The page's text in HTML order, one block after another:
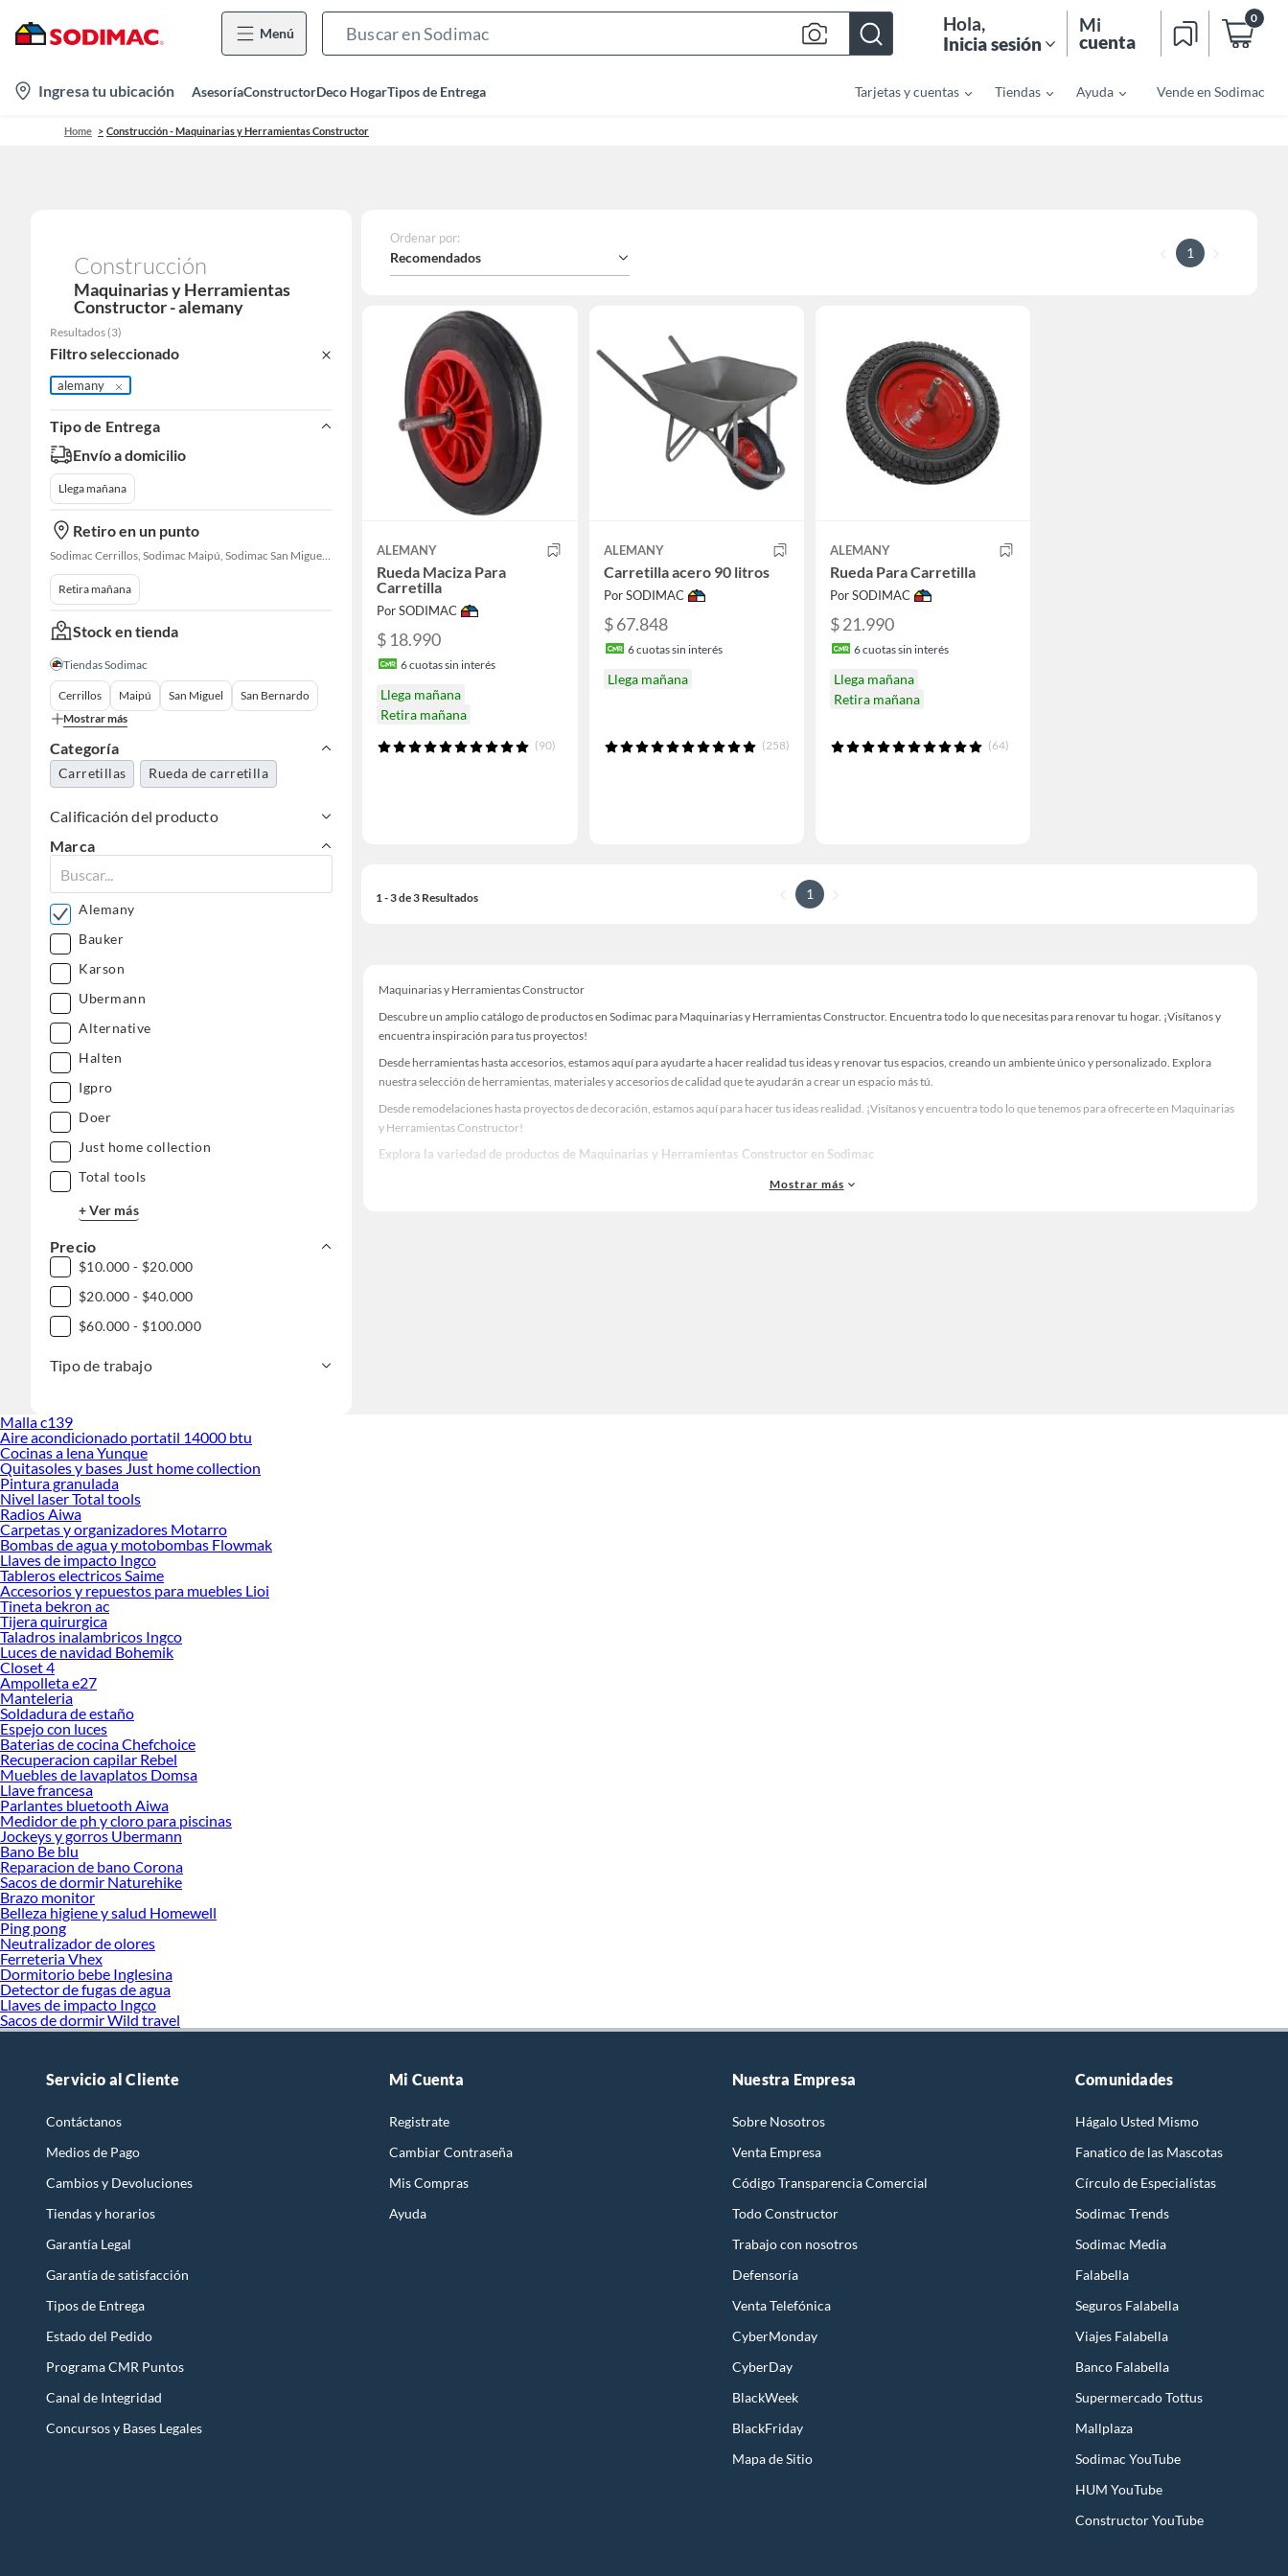
Menú
Bar
Hola,
Inicia sesión
Mi
cuenta
0
location-
icon
Ingresa tu ubicación AsesoríaConstructorDeco HogarTipos de Entrega Tarjetas y cuentas Tiendas Ayuda Vende en Sodimac
Home Construcción - Maquinarias y Herramientas Constructor
Construcción
Maquinarias y Herramientas
Constructor - alemany
Resultados (3)
Filtro seleccionado
alemany
Tipo de Entrega
Envío a domicilio
Llega mañana
Retiro en un punto
Sodimac Cerrillos, Sodimac Maipú, Sodimac San Miguel, Sodimac El Bosque, Sodimac San Bernardo, Constructor Cantagallo, Sodimac Talagante, Sodimac San Fernando
Retira mañana
Stock en tienda
Tiendas Sodimac
Cerrillos Maipú San Miguel
San Bernardo
Mostrar más
Categoría
Carretillas Rueda de carretilla
Calificación del producto
Marca
Alemany
Bauker
Karson
Ubermann
Alternative
Halten
Igpro
Doer
Just home collection
Total tools
+ Ver más
Precio
$10.000 - $20.000
$20.000 - $40.000
$60.000 - $100.000
Tipo de trabajo
Ordenar por:
Recomendados 1
ALEMANY
Rueda Maciza Para
Carretilla
Por SODIMAC
$ 18.990
6cuotas sin interés
Llega mañana
Retira mañana
(90)
ALEMANY
Carretilla acero 90 litros
Por SODIMAC
$ 67.848
6cuotas sin interés
Llega mañana
(258)
ALEMANY
Rueda Para Carretilla
Por SODIMAC
$ 21.990
6cuotas sin interés
Llega mañana
Retira mañana
(64)
1 - 3 de 3 Resultados 1
Maquinarias y Herramientas Constructor
Descubre un amplio catálogo de productos en Sodimac para Maquinarias y Herramientas Constructor. Encuentra todo lo que necesitas para renovar tu hogar. ¡Visítanos y
encuentra inspiración para tus proyectos!
Desde herramientas hasta accesorios, estamos aquí para ayudarte a hacer realidad tus ideas y renovar tus espacios, creando un ambiente único y personalizado. Explora
nuestra selección de herramientas, materiales y accesorios de calidad que te ayudarán a crear un espacio más tú.
Desde remodelaciones hasta proyectos de decoración, estamos aquí para hacer tus ideas realidad. ¡Visítanos y encuentra todo lo que tenemos para ofrecerte en Maquinarias
y Herramientas Constructor!
Explora la variedad de productos de Maquinarias y Herramientas Constructor en Sodimac
Herramientas, materiales y accesorios de calidad para tus proyectos y renovación de espacios. ¡Visítanos y descubre todo lo que tenemos para ofrecerte!
Mostrar más
Malla c139
Aire acondicionado portatil 14000 btu
Cocinas a lena Yunque
Quitasoles y bases Just home collection
Pintura granulada
Nivel laser Total tools
Radios Aiwa
Carpetas y organizadores Motarro
Bombas de agua y motobombas Flowmak
Llaves de impacto Ingco
Tableros electricos Saime
Accesorios y repuestos para muebles Lioi
Tineta bekron ac
Tijera quirurgica
Taladros inalambricos Ingco
Luces de navidad Bohemik
Closet 4
Ampolleta e27
Manteleria
Soldadura de estaño
Espejo con luces
Baterias de cocina Chefchoice
Recuperacion capilar Rebel
Muebles de lavaplatos Domsa
Llave francesa
Parlantes bluetooth Aiwa
Medidor de ph y cloro para piscinas
Jockeys y gorros Ubermann
Bano Be blu
Reparacion de bano Corona
Sacos de dormir Naturehike
Brazo monitor
Belleza higiene y salud Homewell
Ping pong
Neutralizador de olores
Ferreteria Vhex
Dormitorio bebe Inglesina
Detector de fugas de agua
Llaves de impacto Ingco
Sacos de dormir Wild travel
Servicio al Cliente
Contáctanos
Medios de Pago
Cambios y Devoluciones
Tiendas y horarios
Garantía Legal
Garantía de satisfacción
Tipos de Entrega
Estado del Pedido
Programa CMR Puntos
Canal de Integridad
Concursos y Bases Legales
Mi Cuenta
Registrate
Cambiar Contraseña
Mis Compras
Ayuda
Nuestra Empresa
Sobre Nosotros
Venta Empresa
Código Transparencia Comercial
Todo Constructor
Trabajo con nosotros
Defensoría
Venta Telefónica
CyberMonday
CyberDay
BlackWeek
BlackFriday
Mapa de Sitio
Comunidades
Hágalo Usted Mismo
Fanatico de las Mascotas
Círculo de Especialístas
Sodimac Trends
Sodimac Media
Falabella
Seguros Falabella
Viajes Falabella
Banco Falabella
Supermercado Tottus
Mallplaza
Sodimac YouTube
HUM YouTube
Constructor YouTube